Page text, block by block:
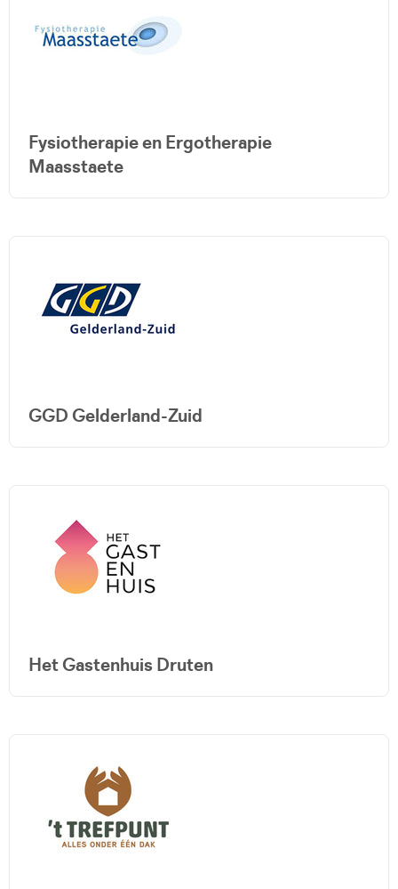
Fysiotherapie en Ergotherapie
Maasstaete
GGD Gelderland-Zuid
Het Gastenhuis Druten